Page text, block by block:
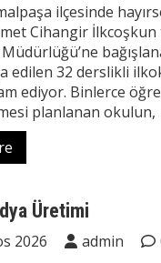
ilçesinde
Cihangir İlkcoşkun
edilen 32 derslikli
ediyor. Binlerce
planlanan okulun,
Üretimi
2026 admin